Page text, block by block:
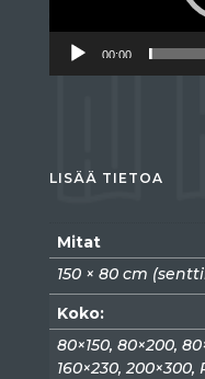
00:00
LISÄÄ TIETOA
Mitat
150 × 80 cm
Koko:
80×150, 80×200,
160×230,